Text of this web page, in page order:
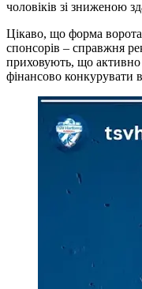
чоловіків зі зниженою
Цікаво, що форма
спонсорів – справжня
приховують, що
фінансово конкурувати в